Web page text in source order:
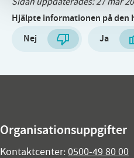
Hjälpte informationen på den
Nej
Ja
Organisationsuppgifter
Kontaktcenter:0500-49 80 00